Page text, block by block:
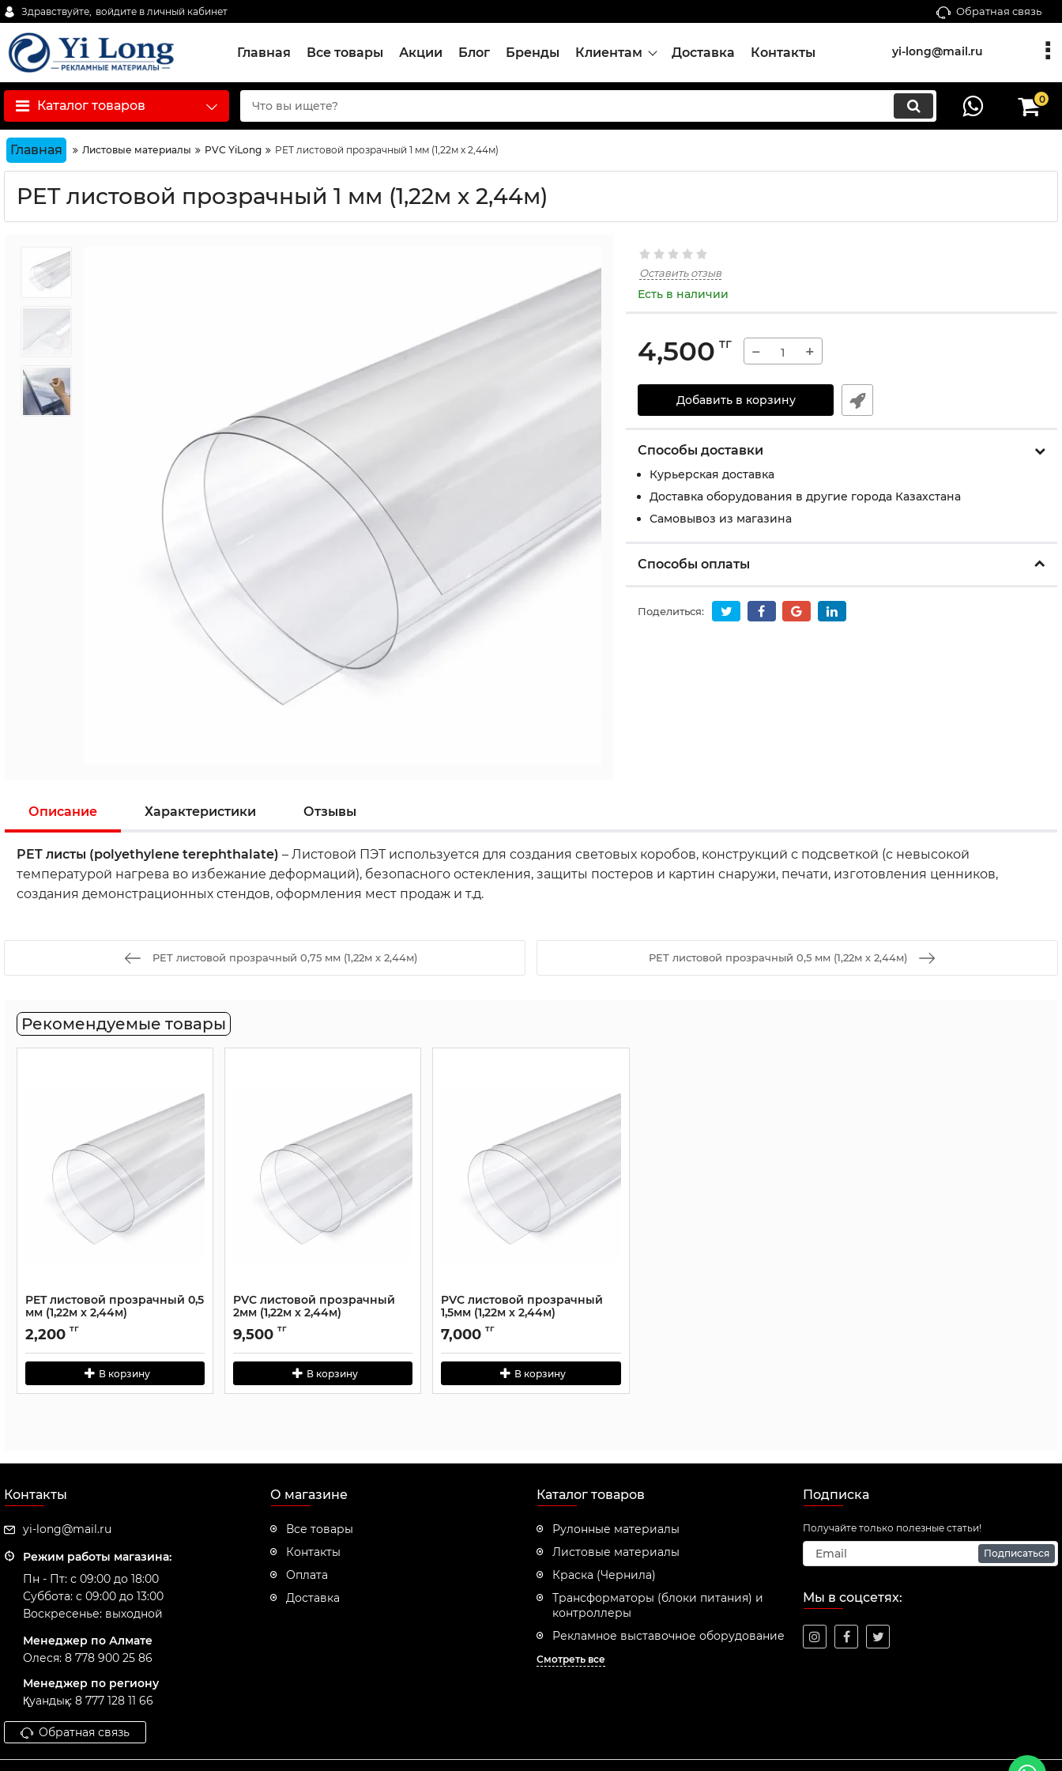
Здравствуйте, войдите в личный кабинет Обратная связь
Главная Все товары Акции Блог Бренды Клиентам Доставка Контакты yi-long@mail.ru
Каталог товаров 0
Главная Листовые материалы PVC YiLong PET листовой прозрачный 1 мм (1,22м х 2,44м)
PET листовой прозрачный 1 мм (1,22м х 2,44м)
Оставить отзыв
Есть в наличии
4,500 тг − +
Добавить в корзину
Способы доставки
Курьерская доставка
Доставка оборудования в другие города Казахстана
Самовывоз из магазина
Способы оплаты
Поделиться:
Описание Характеристики Отзывы
PET листы (polyethylene terephthalate) – Листовой ПЭТ используется для создания световых коробов, конструкций с подсветкой (с невысокой
температурой нагрева во избежание деформаций), безопасного остекления, защиты постеров и картин снаружи, печати, изготовления ценников,
создания демонстрационных стендов, оформления мест продаж и т.д.
PET листовой прозрачный 0,75 мм (1,22м х 2,44м) PET листовой прозрачный 0,5 мм (1,22м х 2,44м)
Рекомендуемые товары
PET листовой прозрачный 0,5
мм (1,22м х 2,44м)
2,200 тг
В корзину
PVC листовой прозрачный
2мм (1,22м х 2,44м)
9,500 тг
В корзину
PVC листовой прозрачный
1,5мм (1,22м х 2,44м)
7,000 тг
В корзину
Контакты
yi-long@mail.ru
Режим работы магазина:
Пн - Пт: с 09:00 до 18:00
Суббота: с 09:00 до 13:00
Воскресенье: выходной
Менеджер по Алмате
Олеся: 8 778 900 25 86
Менеджер по региону
Қуандық: 8 777 128 11 66
Обратная связь
О магазине
Все товары
Контакты
Оплата
Доставка
Каталог товаров
Рулонные материалы
Листовые материалы
Краска (Чернила)
Трансформаторы (блоки питания) и
контроллеры
Рекламное выставочное оборудование
Смотреть все
Подписка
Получайте только полезные статьи!
Подписаться
Мы в соцсетях: